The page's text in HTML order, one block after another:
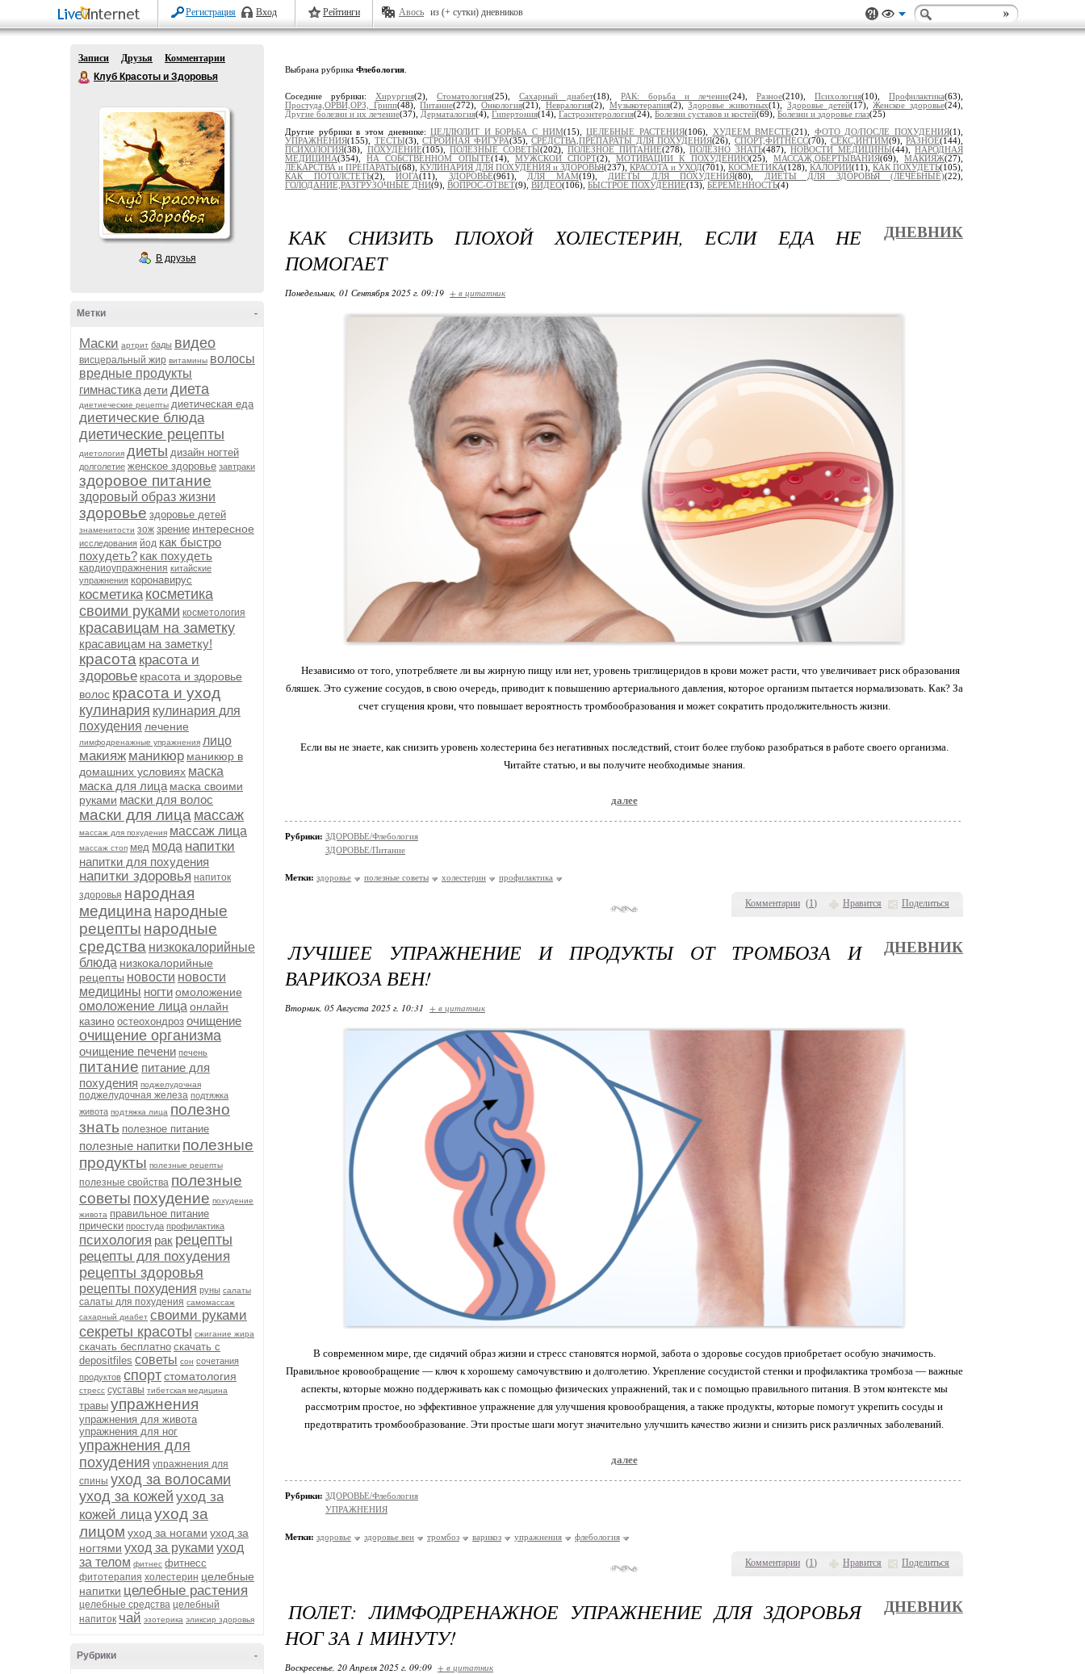
Регистрация Вход Рейтинги Авось из (+ сутки) дневников
Записи Друзья
Комментарии
Клуб Красоты и Здоровья
В друзья
-
Метки
Маски артрит бады видео
висцеральный жир витамины волосы
вредные продукты
гимнастика дети диета
диетиеческие рецепты диетическая еда
диетические блюда
диетические рецепты
диетология диеты дизайн ногтей
долголетие женское здоровье завтраки
здоровое питание
здоровый образ жизни
здоровье здоровье детей
знаменитости зож зрение интересное
исследования йод как быстро
похудеть? как похудеть
кардиоупражнения китайские
упражнения коронавирус
косметика косметика
своими руками косметология
красавицам на заметку
красавицам на заметку!
красота красота и
здоровье красота и здоровье
волос красота и уход
кулинария кулинария для
похудения лечение
лимфодренажные упражнения лицо
макияж маникюр маникюр в
домашних условиях маска
маска для лица маска своими
руками маски для волос
маски для лица массаж
массаж для похудения массаж лица
массаж стоп мед мода напитки
напитки для похудения
напитки здоровья напиток
здоровья народная
медицина народные
рецепты народные
средства низкокалорийные
блюда низкокалорийные
рецепты новости новости
медицины ногтиомоложение
омоложение лица онлайн
казино остеохондроз очищение
очищение организма
очищение печени печень
питание питание для
похудения поджелудочная
поджелудочная железа подтяжка
живота подтяжка лица полезно
знать полезное питание
полезные напитки полезные
продукты полезные рецепты
полезные свойства полезные
советы похудение похудение
живота правильное питание
прически простуда профилактика
психология рак рецепты
рецепты для похудения
рецепты здоровья
рецепты похудения руны салаты
салаты для похудения самомассаж
сахарный диабет своими руками
секреты красоты сжигание жира
скачать бесплатно скачать с
depositfiles советы сон сочетания
продуктов спортстоматология
стресс суставы тибетская медицина
травы упражнения
упражнения для живота
упражнения для ног
упражнения для
похудения упражнения для
спины уход за волосами
уход за кожей уход за
кожей лицауход за
лицом уход за ногами уход за
ногтями уход за руками уход
за телом фитнес фитнесс
фитотерапия холестерин целебные
напитки целебные растения
целебные средства целебный
напиток чай эзотерика эликсир здоровья
-
Рубрики
Выбрана рубрика Флебология
Соседние рубрики: Хирургия(2), Стоматология(25), Сахарный диабет(18), РАК: борьба и лечение(24), Разное(210), Психология(10), Профилактика(63),
Простуда,ОРВИ,ОРЗ, Грипп(48),Питание(272),Онкология(21), Невралогия(2), Музыкотерапия(2),Здоровье животных(1), Здоровье детей(17),Женское здоровье(24),
Другие болезни и их лечение(37), Дерматалогия(4), Гипертония(14), Гастроэнтерология(24), Болезни суставов и костей(69), Болезни и здоровье глаз(25)
Другие рубрики в этом дневнике:ЦЕЛЛЮЛИТ И БОРЬБА С НИМ(15),ЦЕЛЕБНЫЕ РАСТЕНИЯ(106), ХУДЕЕМ ВМЕСТЕ(21), ФОТО ДО/ПОСЛЕ ПОХУДЕНИЯ(1),
УПРАЖНЕНИЯ(155), ТЕСТЫ(3),СТРОЙНАЯ ФИГУРА(35),СРЕДСТВА,ПРЕПАРАТЫ ДЛЯ ПОХУДЕНИЯ(26), СПОРТ,ФИТНЕСС(70), СЕКС,ИНТИМ(9),РАЗНОЕ(144),
ПСИХОЛОГИЯ(38), ПОХУДЕНИЕ(105), ПОЛЕЗНЫЕ СОВЕТЫ(202), ПОЛЕЗНОЕ ПИТАНИЕ(278), ПОЛЕЗНО ЗНАТЬ(487), НОВОСТИ МЕДИЦИНЫ(44), НАРОДНАЯ
МЕДИЦИНА(354),НА СОБСТВЕННОМ ОПЫТЕ(14), МУЖСКОЙ СПОРТ(2),МОТИВАЦИИ К ПОХУДЕНИЮ(25), МАССАЖ,ОБЕРТЫВАНИЯ(69),МАКИЯЖ(27),
ЛЕКАРСТВА и ПРЕПАРАТЫ(68), КУЛИНАРИЯ ДЛЯ ПОХУДЕНИЯ и ЗДОРОВЬЯ(237), КРАСОТА и УХОД(701), КОСМЕТИКА(128), КАЛОРИИ(11), КАК ПОХУДЕТЬ(105),
КАК ПОТОЛСТЕТЬ(2), ЙОГА(11), ЗДОРОВЬЕ(961), ДЛЯ МАМ(19), ДИЕТЫ ДЛЯ ПОХУДЕНИЯ(80), ДИЕТЫ ДЛЯ ЗДОРОВЬЯ (ЛЕЧЕБНЫЕ)(22),
ГОЛОДАНИЕ,РАЗГРУЗОЧНЫЕ ДНИ(9), ВОПРОС-ОТВЕТ(9), ВИДЕО(106), БЫСТРОЕ ПОХУДЕНИЕ(13), БЕРЕМЕННОСТЬ(4)
Комментарии (1) Нравится Поделиться
КАК СНИЗИТЬ ПЛОХОЙ ХОЛЕСТЕРИН, ЕСЛИ ЕДА НЕ
ПОМОГАЕТ
ДНЕВНИК
Понедельник, 01 Сентября 2025 г. 09:19 + в цитатник
Независимо от того, употребляете ли вы жирную пищу или нет, уровень триглицеридов в крови может расти, что увеличивает риск образования
бляшек. Это сужение сосудов, в свою очередь, приводит к повышению артериального давления, которое организм пытается нормализовать. Как? За
счет сгущения крови, что повышает вероятность тромбообразования и может сократить продолжительность жизни.
Если вы не знаете, как снизить уровень холестерина без негативных последствий, стоит более глубоко разобраться в работе своего организма.
Читайте статью, и вы получите необходимые знания.
далее
Рубрики: ЗДОРОВЬЕ/Флебология
ЗДОРОВЬЕ/Питание
Метки: здоровье полезные советы холестерин профилактика
Комментарии (1) Нравится Поделиться
ЛУЧШЕЕ УПРАЖНЕНИЕ И ПРОДУКТЫ ОТ ТРОМБОЗА И
ВАРИКОЗА ВЕН!
ДНЕВНИК
Вторник, 05 Августа 2025 г. 10:31 + в цитатник
В современном мире, где сидячий образ жизни и стресс становятся нормой, забота о здоровье сосудов приобретает особую значимость.
Правильное кровообращение — ключ к хорошему самочувствию и долголетию. Укрепление сосудистой стенки и профилактика тромбоза — важные
аспекты, которые можно поддерживать как с помощью физических упражнений, так и с помощью правильного питания. В этом контексте мы
рассмотрим простое, но эффективное упражнение для улучшения кровообращения, а также продукты, которые помогут укрепить сосуды и
предотвратить тромбообразование. Эти простые шаги могут значительно улучшить качество жизни и снизить риск различных заболеваний.
далее
Рубрики: ЗДОРОВЬЕ/Флебология
УПРАЖНЕНИЯ
Метки: здоровье здоровье вен тромбоз варикоз упражнения флебология
ПОЛЕТ: ЛИМФОДРЕНАЖНОЕ УПРАЖНЕНИЕ ДЛЯ ЗДОРОВЬЯ
НОГ ЗА 1 МИНУТУ!
ДНЕВНИК
Воскресенье, 20 Апреля 2025 г. 09:09 + в цитатник